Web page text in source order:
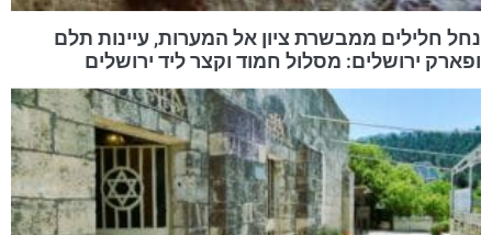
נחל חלילים ממבשרת ציון אל המערות, עיינות תלם
ופארק ירושלים: מסלול חמוד וקצר ליד ירושלים